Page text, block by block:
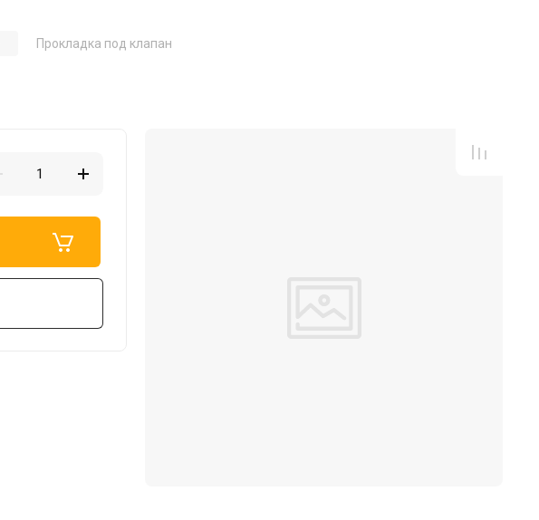
Прокладка под клапан